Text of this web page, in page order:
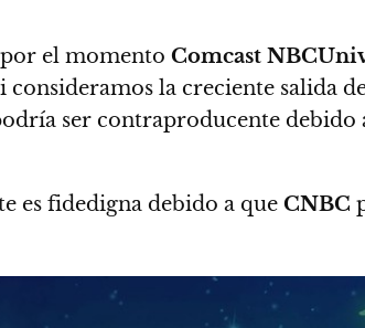
el momento Comcast
consideramos la creciente salida
ser contraproducente
es fidedigna debido a que CNBC